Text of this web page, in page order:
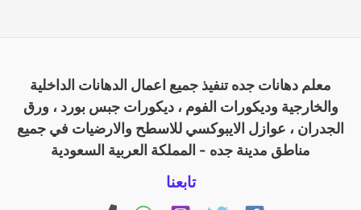
معلم دهانات جده تنفيذ جميع اعمال الدهانات الداخلية
والخارجية وديكورات الفوم ، ديكورات جبس بورد ، ورق
الجدران ، عوازل الايبوكسي للاسطح والارضيات في جميع
مناطق مدينة جده - المملكة العربية السعودية
تابعنا